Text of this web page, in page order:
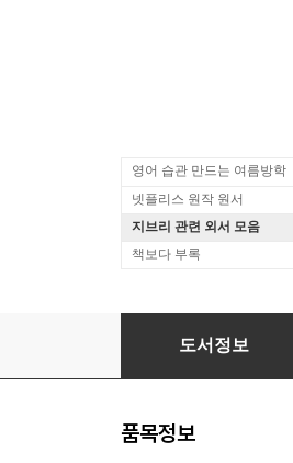
영어 습관 만드는 여름방학
넷플리스 원작 원서
지브리 관련 외서 모음
책보다 부록
Transcendence:
도서정보
품목정보